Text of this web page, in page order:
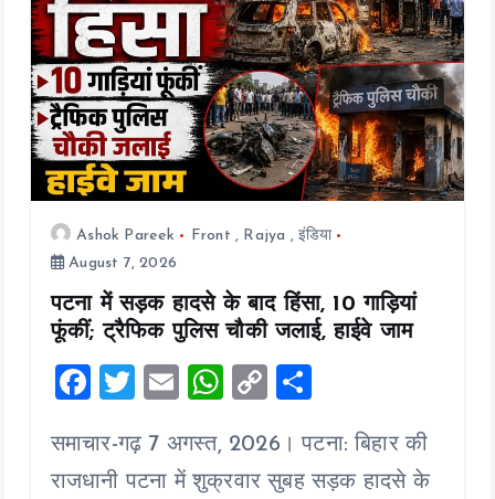
Ashok Pareek Front , Rajya ,इंडिया
August 7, 2026
पटना में सड़क हादसे के बाद हिंसा, 10 गाड़ियां
फूंकीं; ट्रैफिक पुलिस चौकी जलाई, हाईवे जाम
F
ce
b
T
tt
er
E
ai
l
W
at
s
C
p
y
a
re
समाचार-गढ़ 7 अगस्त, 2026। पटना: बिहार की
राजधानी पटना में शुक्रवार सुबह सड़क हादसे के